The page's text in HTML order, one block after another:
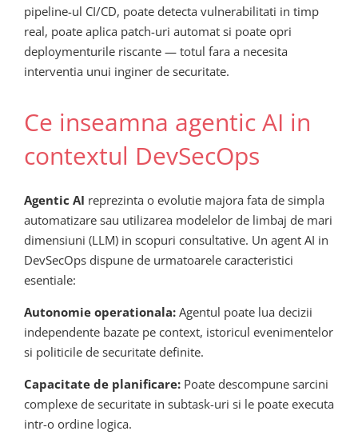
pipeline-ul CI/CD, poate detecta vulnerabilitati in timp
real, poate aplica patch-uri automat si poate opri
deploymenturile riscante — totul fara a necesita
interventia unui inginer de securitate.
Ce inseamna agentic AI in
contextul DevSecOps
Agentic AI reprezinta o evolutie majora fata de simpla
automatizare sau utilizarea modelelor de limbaj de mari
dimensiuni (LLM) in scopuri consultative. Un agent AI in
DevSecOps dispune de urmatoarele caracteristici
esentiale:
Autonomie operationala: Agentul poate lua decizii
independente bazate pe context, istoricul evenimentelor
si politicile de securitate definite.
Capacitate de planificare: Poate descompune sarcini
complexe de securitate in subtask-uri si le poate executa
intr-o ordine logica.